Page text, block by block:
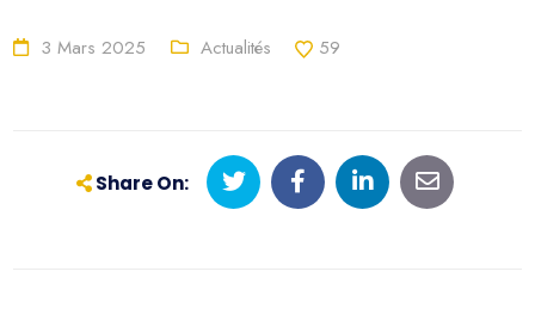
3 Mars 2025 Actualités 59
Share On: